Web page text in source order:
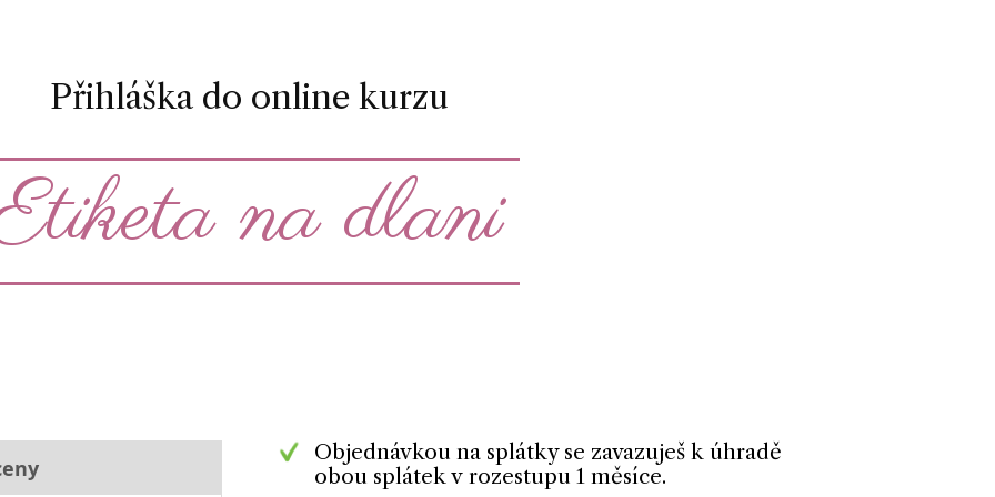
Přihláška do online kurzu
na dlani
Objednávkou na splátky se zavazuješ k úhradě
obou splátek v rozestupu 1 měsíce.